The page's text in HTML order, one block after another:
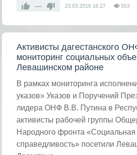
— 23.03.2016 16:27 553
Активисты дагестанского
мониторинг социальных
Левашинском районе
В рамках мониторинга
указов» Указов и Поручений
лидера ОНФ В.В. Путина в
активисты рабочей группы
Народного фронта «Социальная
справедливость» посетили